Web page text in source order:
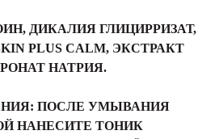
ДИКАЛИЯ ГЛИЦИРРИЗАТ,
PLUS CALM, ЭКСТРАКТ
НАТРИЯ.
ПОСЛЕ УМЫВАНИЯ
НАНЕСИТЕ ТОНИК